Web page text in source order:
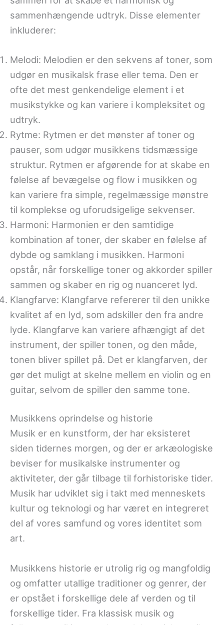
sammenhængende udtryk. Disse elementer
inkluderer:
Melodi: Melodien er den sekvens af toner, som
udgør en musikalsk frase eller tema. Den er
ofte det mest genkendelige element i et
musikstykke og kan variere i kompleksitet og
udtryk.
Rytme: Rytmen er det mønster af toner og
pauser, som udgør musikkens tidsmæssige
struktur. Rytmen er afgørende for at skabe en
følelse af bevægelse og flow i musikken og
kan variere fra simple, regelmæssige mønstre
til komplekse og uforudsigelige sekvenser.
Harmoni: Harmonien er den samtidige
kombination af toner, der skaber en følelse af
dybde og samklang i musikken. Harmoni
opstår, når forskellige toner og akkorder spiller
sammen og skaber en rig og nuanceret lyd.
Klangfarve: Klangfarve refererer til den unikke
kvalitet af en lyd, som adskiller den fra andre
lyde. Klangfarve kan variere afhængigt af det
instrument, der spiller tonen, og den måde,
tonen bliver spillet på. Det er klangfarven, der
gør det muligt at skelne mellem en violin og en
guitar, selvom de spiller den samme tone.
Musikkens oprindelse og historie
Musik er en kunstform, der har eksisteret
siden tidernes morgen, og der er arkæologiske
beviser for musikalske instrumenter og
aktiviteter, der går tilbage til forhistoriske tider.
Musik har udviklet sig i takt med menneskets
kultur og teknologi og har været en integreret
del af vores samfund og vores identitet som
art.
Musikkens historie er utrolig rig og mangfoldig
og omfatter utallige traditioner og genrer, der
er opstået i forskellige dele af verden og til
forskellige tider. Fra klassisk musik og